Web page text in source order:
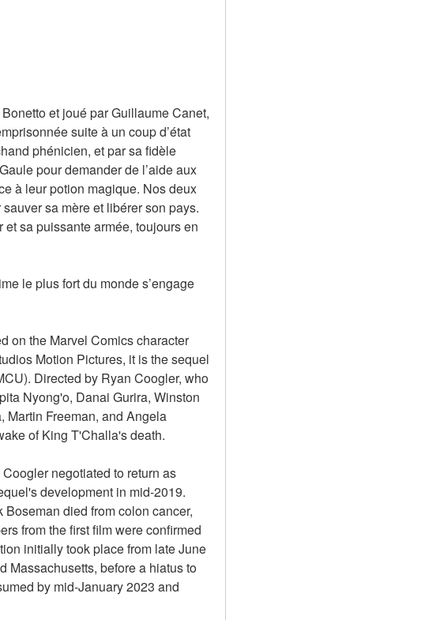
et joué par Guillaume Canet,
suite à un coup d’état
phénicien, et par sa fidèle
pour demander de l’aide aux
à leur potion magique. Nos deux
sa mère et libérer son pays.
sa puissante armée, toujours en
le plus fort du monde s’engage
on the Marvel Comics character
Motion Pictures, it is the sequel
Directed by Ryan Coogler, who
Nyong'o, Danai Gurira, Winston
Martin Freeman, and Angela
of King T'Challa's death.
negotiated to return as
development in mid-2019.
died from colon cancer,
from the first film were confirmed
initially took place from late June
Massachusetts, before a hiatus to
by mid-January 2023 and